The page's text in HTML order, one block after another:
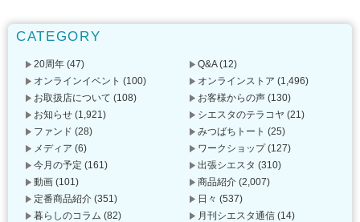
CATEGORY
20周年 (47) Q&A(12)
オンラインイベント (100) オンラインストア (1,496)
お取扱店について (108) お客様からの声 (130)
お知らせ (1,921) シエスタのテラコヤ (21)
ファンド (28) みつばちトート (25)
メディア (6) ワークショップ(127)
今月の予定 (161) 出張シエスタ (310)
動画 (101) 商品紹介 (2,007)
定番商品紹介 (351) 日々 (537)
暮らしのコラム (82) 月刊シエスタ通信 (14)